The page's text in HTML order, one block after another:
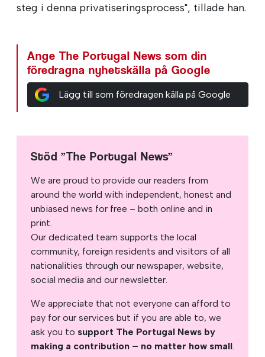
steg i denna privatiseringsprocess", tillade han.
Ange The Portugal News som din
föredragna nyhetskälla på Google
Lägg till som föredragen källa på Google
Stöd ”The Portugal News”
We are proud to provide our readers from
around the world with independent, honest and
unbiased news for free – both online and in
print.
Our dedicated team supports the local
community, foreign residents and visitors of all
nationalities through our newspaper, website,
social media and our newsletter.
We appreciate that not everyone can afford to
pay for our services but if you are able to, we
ask you to support The Portugal News by
making a contribution – no matter how small.